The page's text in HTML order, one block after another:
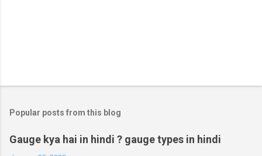
Popular posts from this blog
Gauge kya hai in hindi ? gauge types in hindi